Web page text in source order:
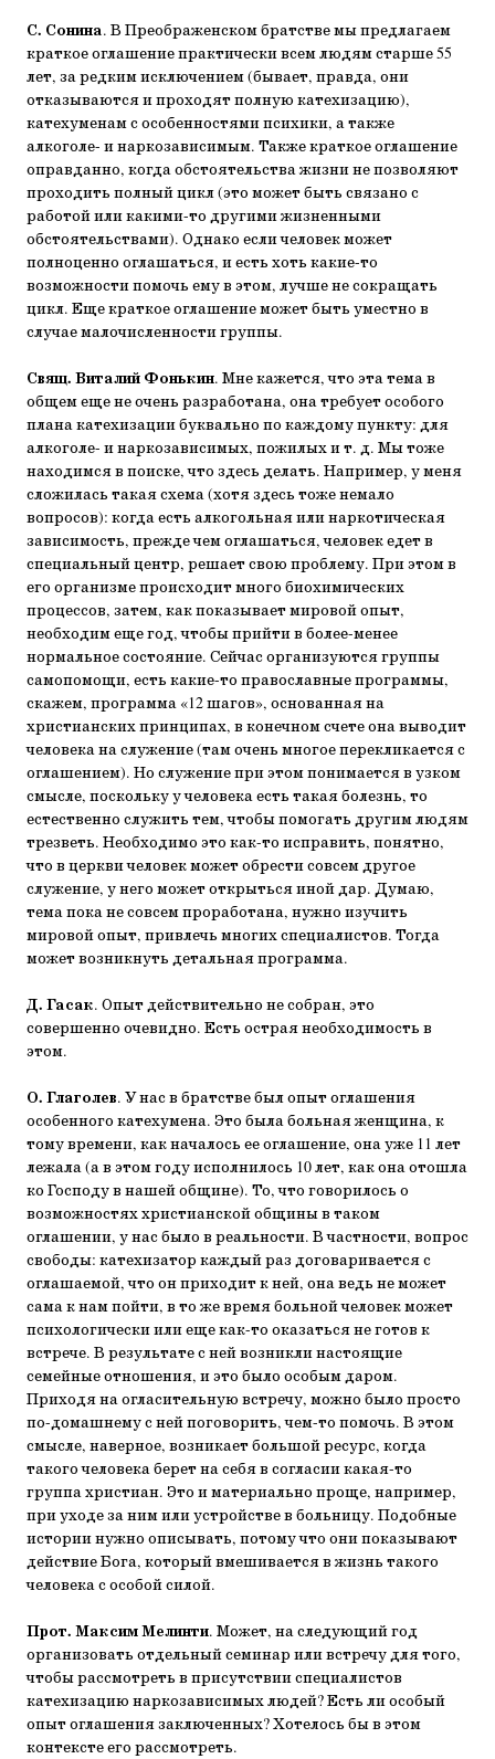
С. Сонина. В Преображенском братстве мы предлагаем
краткое оглашение практически всем людям старше 55
лет, за редким исключением (бывает, правда, они
отказываются и проходят полную катехизацию),
катехуменам с особенностями психики, а также
алкоголе- и наркозависимым. Также краткое оглашение
оправданно, когда обстоятельства жизни не позволяют
проходить полный цикл (это может быть связано с
работой или какими-то другими жизненными
обстоятельствами). Однако если человек может
полноценно оглашаться, и есть хоть какие-то
возможности помочь ему в этом, лучше не сокращать
цикл. Еще краткое оглашение может быть уместно в
случае малочисленности группы.
Свящ. Виталий Фонькин. Мне кажется, что эта тема в
общем еще не очень разработана, она требует особого
плана катехизации буквально по каждому пункту: для
алкоголе- и наркозависимых, пожилых и т. д. Мы тоже
находимся в поиске, что здесь делать. Например, у меня
сложилась такая схема (хотя здесь тоже немало
вопросов): когда есть алкогольная или наркотическая
зависимость, прежде чем оглашаться, человек едет в
специальный центр, решает свою проблему. При этом в
его организме происходит много биохимических
процессов, затем, как показывает мировой опыт,
необходим еще год, чтобы прийти в более-менее
нормальное состояние. Сейчас организуются группы
самопомощи, есть какие-то православные программы,
скажем, программа «12 шагов», основанная на
христианских принципах, в конечном счете она выводит
человека на служение (там очень многое перекликается с
оглашением). Но служение при этом понимается в узком
смысле, поскольку у человека есть такая болезнь, то
естественно служить тем, чтобы помогать другим людям
трезветь. Необходимо это как-то исправить, понятно,
что в церкви человек может обрести совсем другое
служение, у него может открыться иной дар. Думаю,
тема пока не совсем проработана, нужно изучить
мировой опыт, привлечь многих специалистов. Тогда
может возникнуть детальная программа.
Д. Гасак. Опыт действительно не собран, это
совершенно очевидно. Есть острая необходимость в
этом.
О. Глаголев. У нас в братстве был опыт оглашения
особенного катехумена. Это была больная женщина, к
тому времени, как началось ее оглашение, она уже 11 лет
лежала (а в этом году исполнилось 10 лет, как она отошла
ко Господу в нашей общине). То, что говорилось о
возможностях христианской общины в таком
оглашении, у нас было в реальности. В частности, вопрос
свободы: катехизатор каждый раз договаривается с
оглашаемой, что он приходит к ней, она ведь не может
сама к нам пойти, в то же время больной человек может
психологически или еще как-то оказаться не готов к
встрече. В результате с ней возникли настоящие
семейные отношения, и это было особым даром.
Приходя на огласительную встречу, можно было просто
по-домашнему с ней поговорить, чем-то помочь. В этом
смысле, наверное, возникает большой ресурс, когда
такого человека берет на себя в согласии какая-то
группа христиан. Это и материально проще, например,
при уходе за ним или устройстве в больницу. Подобные
истории нужно описывать, потому что они показывают
действие Бога, который вмешивается в жизнь такого
человека с особой силой.
Прот. Максим Мелинти. Может, на следующий год
организовать отдельный семинар или встречу для того,
чтобы рассмотреть в присутствии специалистов
катехизацию наркозависимых людей? Есть ли особый
опыт оглашения заключенных? Хотелось бы в этом
контексте его рассмотреть.